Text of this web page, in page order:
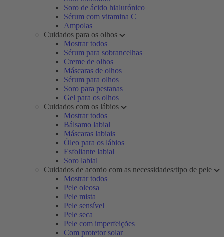
Soro de ácido hialurónico
Sérum com vitamina C
Ampolas
Cuidados para os olhos
Mostrar todos
Sérum para sobrancelhas
Creme de olhos
Máscaras de olhos
Sérum para olhos
Soro para pestanas
Gel para os olhos
Cuidados com os lábios
Mostrar todos
Bálsamo labial
Máscaras labiais
Óleo para os lábios
Esfoliante labial
Soro labial
Cuidados de acordo com as necessidades/tipo de pele
Mostrar todos
Pele oleosa
Pele mista
Pele sensível
Pele seca
Pele com imperfeições
Com protetor solar